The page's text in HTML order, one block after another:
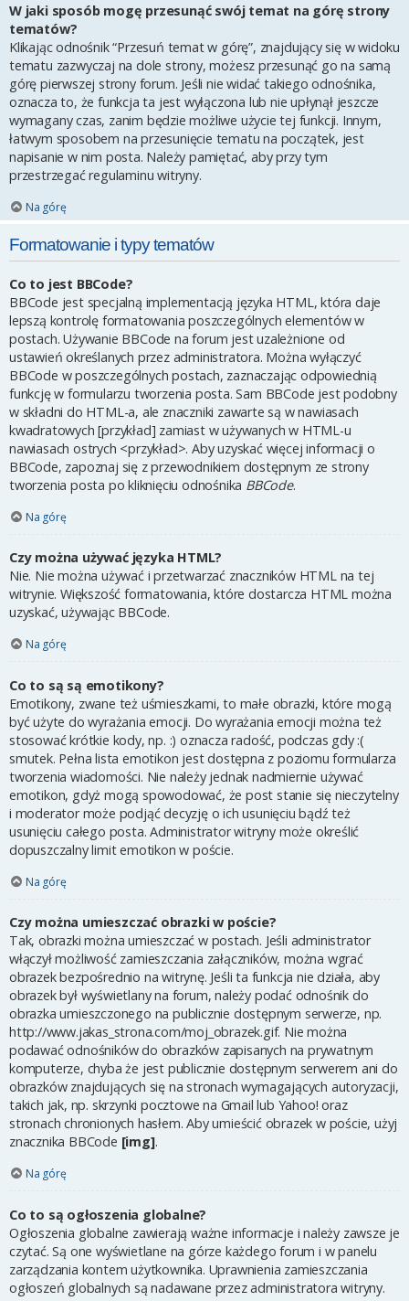
W jaki sposób mogę przesunąć swój temat na górę strony
tematów?
Klikając odnośnik “Przesuń temat w górę”, znajdujący się w widoku
tematu zazwyczaj na dole strony, możesz przesunąć go na samą
górę pierwszej strony forum. Jeśli nie widać takiego odnośnika,
oznacza to, że funkcja ta jest wyłączona lub nie upłynął jeszcze
wymagany czas, zanim będzie możliwe użycie tej funkcji. Innym,
łatwym sposobem na przesunięcie tematu na początek, jest
napisanie w nim posta. Należy pamiętać, aby przy tym
przestrzegać regulaminu witryny.
Na górę
Formatowanie i typy tematów
Co to jest BBCode?
BBCode jest specjalną implementacją języka HTML, która daje
lepszą kontrolę formatowania poszczególnych elementów w
postach. Używanie BBCode na forum jest uzależnione od
ustawień określanych przez administratora. Można wyłączyć
BBCode w poszczególnych postach, zaznaczając odpowiednią
funkcję w formularzu tworzenia posta. Sam BBCode jest podobny
w składni do HTML-a, ale znaczniki zawarte są w nawiasach
kwadratowych [przykład] zamiast w używanych w HTML-u
nawiasach ostrych <przykład>. Aby uzyskać więcej informacji o
BBCode, zapoznaj się z przewodnikiem dostępnym ze strony
tworzenia posta po kliknięciu odnośnika BBCode.
Na górę
Czy można używać języka HTML?
Nie. Nie można używać i przetwarzać znaczników HTML na tej
witrynie. Większość formatowania, które dostarcza HTML można
uzyskać, używając BBCode.
Na górę
Co to są są emotikony?
Emotikony, zwane też uśmieszkami, to małe obrazki, które mogą
być użyte do wyrażania emocji. Do wyrażania emocji można też
stosować krótkie kody, np. :) oznacza radość, podczas gdy :(
smutek. Pełna lista emotikon jest dostępna z poziomu formularza
tworzenia wiadomości. Nie należy jednak nadmiernie używać
emotikon, gdyż mogą spowodować, że post stanie się nieczytelny
i moderator może podjąć decyzję o ich usunięciu bądź też
usunięciu całego posta. Administrator witryny może określić
dopuszczalny limit emotikon w poście.
Na górę
Czy można umieszczać obrazki w poście?
Tak, obrazki można umieszczać w postach. Jeśli administrator
włączył możliwość zamieszczania załączników, można wgrać
obrazek bezpośrednio na witrynę. Jeśli ta funkcja nie działa, aby
obrazek był wyświetlany na forum, należy podać odnośnik do
obrazka umieszczonego na publicznie dostępnym serwerze, np.
http://www.jakas_strona.com/moj_obrazek.gif. Nie można
podawać odnośników do obrazków zapisanych na prywatnym
komputerze, chyba że jest publicznie dostępnym serwerem ani do
obrazków znajdujących się na stronach wymagających autoryzacji,
takich jak, np. skrzynki pocztowe na Gmail lub Yahoo! oraz
stronach chronionych hasłem. Aby umieścić obrazek w poście, użyj
znacznika BBCode [img].
Na górę
Co to są ogłoszenia globalne?
Ogłoszenia globalne zawierają ważne informacje i należy zawsze je
czytać. Są one wyświetlane na górze każdego forum i w panelu
zarządzania kontem użytkownika. Uprawnienia zamieszczania
ogłoszeń globalnych są nadawane przez administratora witryny.